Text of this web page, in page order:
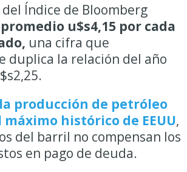
del Índice de Bloomberg
u$s4,15 por cada
una cifra que
duplica la relación del año
la producción de petróleo
histórico de EEUU,
del barril no compensan los
en pago de deuda.